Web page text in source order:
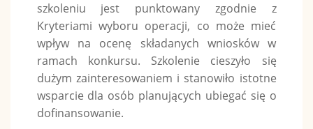
szkoleniu jest punktowany zgodnie z
Kryteriami wyboru operacji, co może mieć
wpływ na ocenę składanych wniosków w
ramach konkursu. Szkolenie cieszyło się
dużym zainteresowaniem i stanowiło istotne
wsparcie dla osób planujących ubiegać się o
dofinansowanie.